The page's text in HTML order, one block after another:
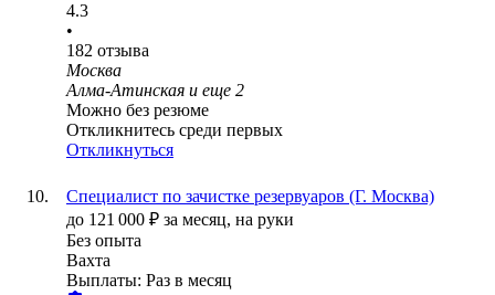
4.3
•
182 отзыва
Москва
Алма-Атинская и еще 2
Можно без резюме
Откликнитесь среди первых
Откликнуться
Специалист по зачистке резервуаров (Г. Москва)
до 121 000 ₽ за месяц, на руки
Без опыта
Вахта
Выплаты: Раз в месяц